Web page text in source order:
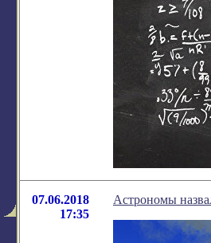
07.06.2018
17:35
Астрономы